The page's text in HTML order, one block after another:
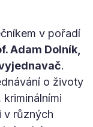
v pořadí
Adam Dolník,
.
o životy
v různých